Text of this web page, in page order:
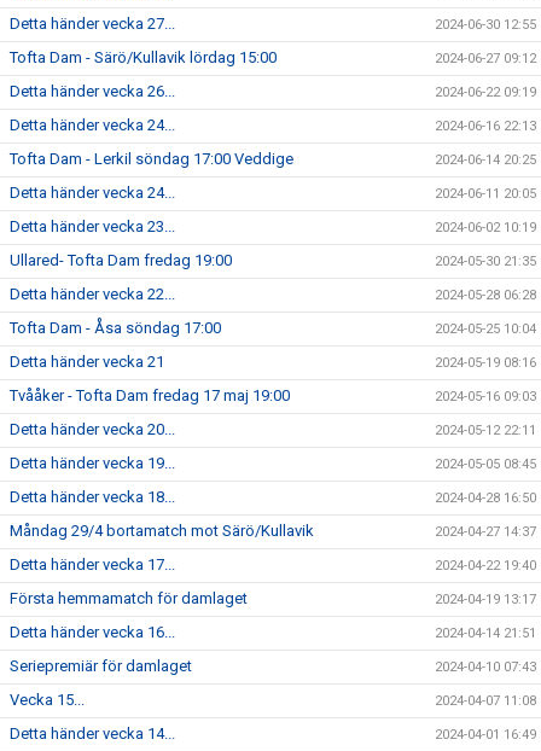
Detta händer vecka 27... 2024-06-30 12:55
Tofta Dam - Särö/Kullavik lördag 15:00 2024-06-27 09:12
Detta händer vecka 26... 2024-06-22 09:19
Detta händer vecka 24... 2024-06-16 22:13
Tofta Dam - Lerkil söndag 17:00 Veddige 2024-06-14 20:25
Detta händer vecka 24... 2024-06-11 20:05
Detta händer vecka 23... 2024-06-02 10:19
Ullared- Tofta Dam fredag 19:00 2024-05-30 21:35
Detta händer vecka 22... 2024-05-28 06:28
Tofta Dam - Åsa söndag 17:00 2024-05-25 10:04
Detta händer vecka 21 2024-05-19 08:16
Tvååker - Tofta Dam fredag 17 maj 19:00 2024-05-16 09:03
Detta händer vecka 20... 2024-05-12 22:11
Detta händer vecka 19... 2024-05-05 08:45
Detta händer vecka 18... 2024-04-28 16:50
Måndag 29/4 bortamatch mot Särö/Kullavik 2024-04-27 14:37
Detta händer vecka 17... 2024-04-22 19:40
Första hemmamatch för damlaget 2024-04-19 13:17
Detta händer vecka 16... 2024-04-14 21:51
Seriepremiär för damlaget 2024-04-10 07:43
Vecka 15... 2024-04-07 11:08
Detta händer vecka 14... 2024-04-01 16:49